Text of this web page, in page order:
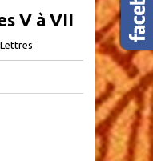
V à VII